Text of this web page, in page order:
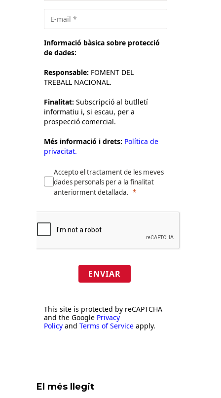
Informació bàsica sobre protecció
de dades:
Responsable: FOMENT DEL
TREBALL NACIONAL.
Finalitat: Subscripció al butlletí
informatiu i, si escau, per a
prospecció comercial.
Més informació i drets: Política de
privacitat.
Accepto el tractament de les meves
dades personals per a la finalitat
anteriorment detallada.
ENVIAR
This site is protected by reCAPTCHA
and the Google Privacy
Policy and Terms of Service apply.
El més llegit